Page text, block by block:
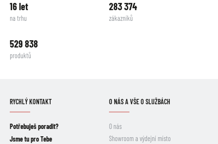
16 let
na trhu
283 374
zákazníků
529 838
produktů
RYCHLÝ KONTAKT
Potřebuješ poradit?
Jsme tu pro Tebe
O NÁS A VŠE O SLUŽBÁCH
O nás
Showroom a výdejní místo